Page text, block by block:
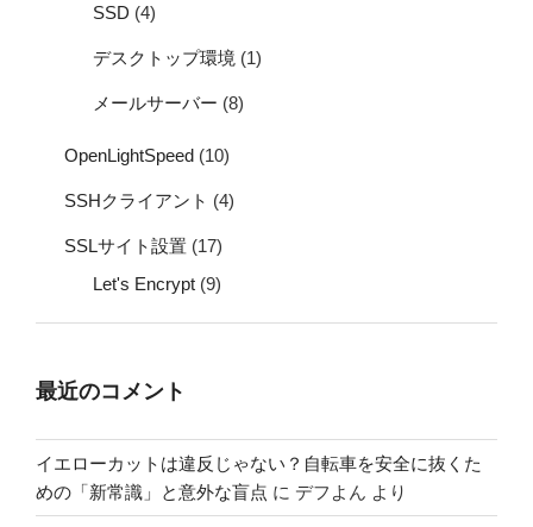
SSD (4)
デスクトップ環境 (1)
メールサーバー (8)
OpenLightSpeed (10)
SSHクライアント (4)
SSLサイト設置 (17)
Let's Encrypt (9)
最近のコメント
イエローカットは違反じゃない？自転車を安全に抜くた
めの「新常識」と意外な盲点 に デフよん より